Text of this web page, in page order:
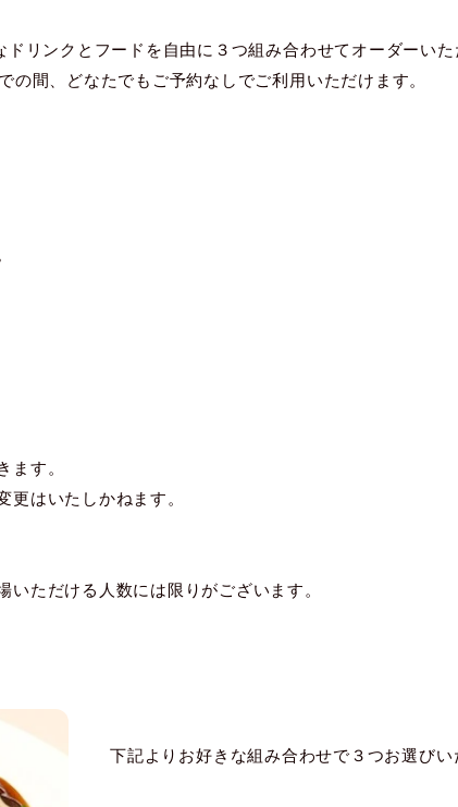
リンクとフードを自由に３つ組み合わせてオーダーい
間、どなたでもご予約なしでご利用いただけます。
ます。
はいたしかねます。
ただける人数には限りがございます。
下記よりお好きな組み合わせで３つお選びい